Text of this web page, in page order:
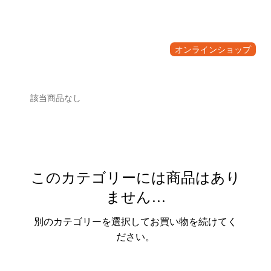
オンラインショップ
該当商品なし
このカテゴリーには商品はあり
ません…
別のカテゴリーを選択してお買い物を続けてく
ださい。